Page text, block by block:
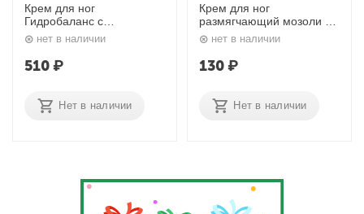
Крем для ног
Гидробаланс с
мочевиной, аллантаином,
ланолином, маслом
сафлоровым, пгэ
прополиса, витамином Е,
Domix
нет в наличии
510₽
Нет в наличии
Крем для ног
размягчающий мозоли с
лимоном 100 мл. Domix
нет в наличии
130₽
Нет в наличии